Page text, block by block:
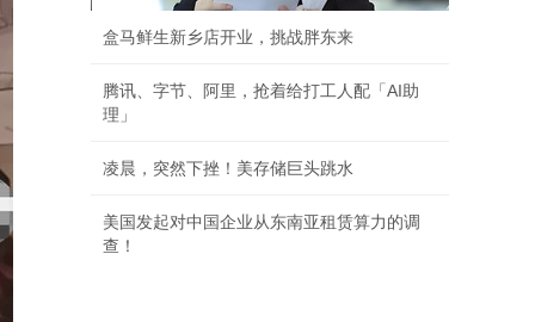
盒马鲜生新乡店开业，挑战胖东来
腾讯、字节、阿里，抢着给打工人配「AI助
理」
凌晨，突然下挫！美存储巨头跳水
美国发起对中国企业从东南亚租赁算力的调
查！